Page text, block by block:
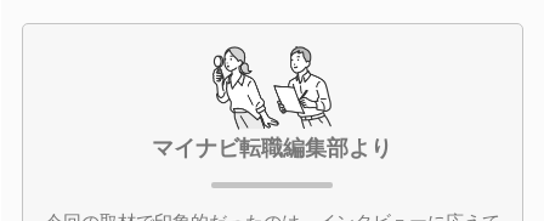
マイナビ転職編集部より